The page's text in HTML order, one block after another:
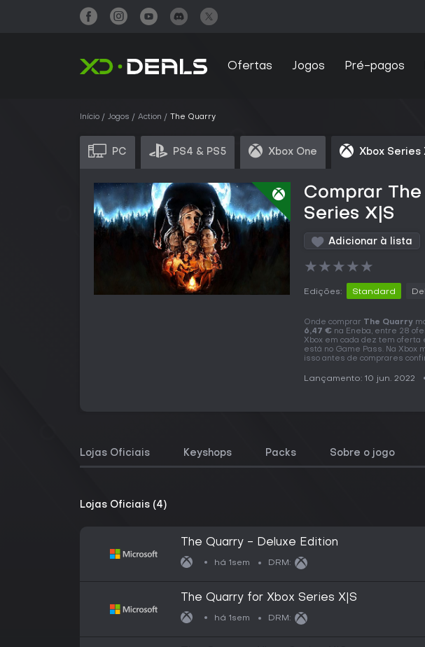
Ofertas Jogos Pré-pagos
Início Jogos Action The Quarry
PC PS4 & PS5 Xbox One Xbox Series
Comprar
Series X|S
Adicionar à lista
★★★★★
Edições: Standard
Onde comprar The Quarry
6,47 € na Eneba, entre 28
Xbox em cada dez tem oferta
está no Game Pass. Na Xbox
isso antes de comprares
Lançamento: 10 jun. 2022
Lojas Oficiais Keyshops Packs Sobre o jogo
Lojas Oficiais (4)
The Quarry - Deluxe Edition
há 1sem DRM:
The Quarry for Xbox Series X|S
há 1sem DRM: